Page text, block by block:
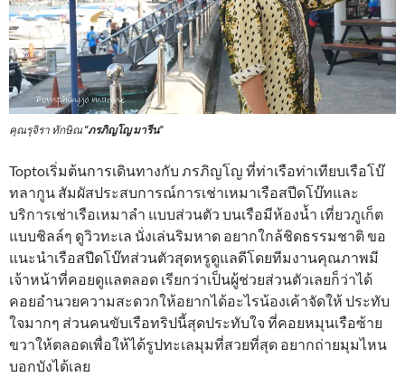
คุณรุจิรา ทักษิณ “ภรภิญโญ มารีน”
Toptoเริ่มต้นการเดินทางกับ ภรภิญโญ ที่ท่าเรือท่าเทียบเรือโบ๊
ทลากูน สัมผัสประสบการณ์การเช่าเหมาเรือสปีดโบ๊ทและ
บริการเช่าเรือเหมาลำ แบบส่วนตัว บนเรือมีห้องน้ำ เที่ยวภูเก็ต
แบบชิลล์ๆ ดูวิวทะเล นั่งเล่นริมหาด อยากใกล้ชิดธรรมชาติ ขอ
แนะนำเรือสปีดโบ๊ทส่วนตัวสุดหรูดูแลดีโดยทีมงานคุณภาพมี
เจ้าหน้าที่คอยดูแลตลอด เรียกว่าเป็นผู้ช่วยส่วนตัวเลยก็ว่าได้
คอยอำนวยความสะดวกให้อยากได้อะไรน้องเค้าจัดให้ ประทับ
ใจมากๆ ส่วนคนขับเรือทริปนี้สุดประทับใจ ที่คอยหมุนเรือซ้าย
ขวาให้ตลอดเพื่อให้ได้รูปทะเลมุมที่สวยที่สุด อยากถ่ายมุมไหน
บอกบังได้เลย